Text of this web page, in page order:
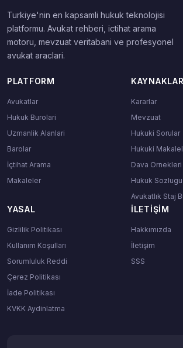
Turkiye'nin en kapsamli hukuk teknolojisi
platformu. Avukat rehberi, ictihat arama
motoru, mevzuat veritabani ve profesyonel
avukat araclari.
PLATFORM
Avukatlar
Hukuk Burolari
Uzmanlik Alanlari
Barolar
İçtihat Arama
Makaleler
KAYNAKLAR
Kararlar
Mevzuat
Hukuki Sorular
Hukuki
Dava Ornekleri
Hukuk Sozlugu
Avukatlık Staj
YASAL
Gizlilik Politikası
Kullanım Koşulları
Sorumluluk Reddi
Çerez Politikası
İade Politikası
KVKK Aydinlatma
İLETIŞIM
Hakkımızda
İletişim
SSS